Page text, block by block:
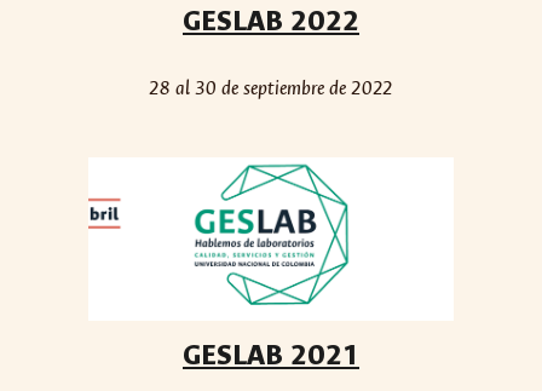
GESLAB 2022
28 al 30 de septiembre de 2022
GESLAB 2021